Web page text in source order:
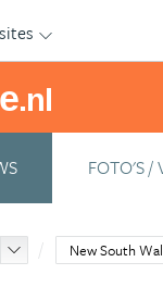
.nl
FOTO'S /
New South